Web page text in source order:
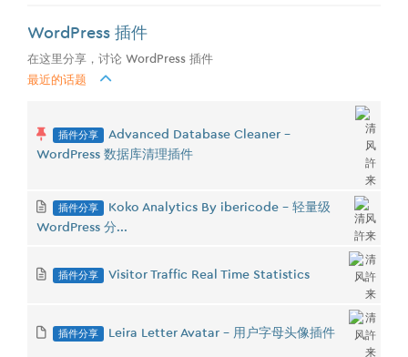
WordPress 插件
在这里分享，讨论 WordPress 插件
最近的话题
插件分享
Advanced Database Cleaner -
WordPress 数据库清理插件
插件分享
Koko Analytics By ibericode - 轻量级
WordPress 分...
插件分享 Visitor Traffic Real Time Statistics
插件分享 Leira Letter Avatar - 用户字母头像插件